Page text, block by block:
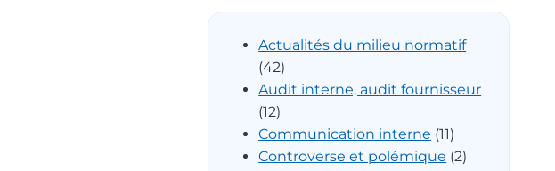
Actualités du milieu normatif
(42)
Audit interne, audit fournisseur
(12)
Communication interne (11)
Controverse et polémique (2)